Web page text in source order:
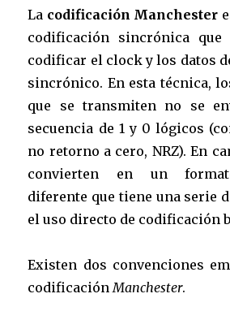
La codificación Manchester
codificación sincrónica
codificar el clock y los datos
sincrónico. En esta técnica,
que se transmiten no se
secuencia de 1 y 0 lógicos
no retorno a cero, NRZ). En
convierten en un
diferente que tiene una serie
el uso directo de codificación
Existen dos convenciones
codificaciónManchester.